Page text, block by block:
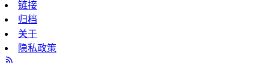
链接
归档
关于
隐私政策